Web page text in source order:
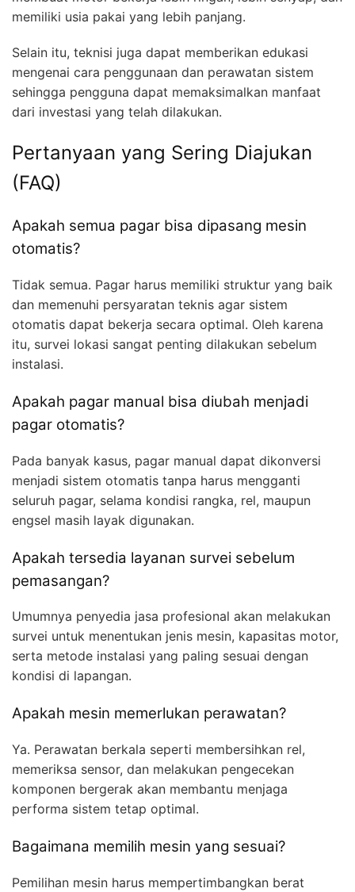
memiliki usia pakai yang lebih panjang.
Selain itu, teknisi juga dapat memberikan edukasi
mengenai cara penggunaan dan perawatan sistem
sehingga pengguna dapat memaksimalkan manfaat
dari investasi yang telah dilakukan.
Pertanyaan yang Sering Diajukan
(FAQ)
Apakah semua pagar bisa dipasang mesin
otomatis?
Tidak semua. Pagar harus memiliki struktur yang baik
dan memenuhi persyaratan teknis agar sistem
otomatis dapat bekerja secara optimal. Oleh karena
itu, survei lokasi sangat penting dilakukan sebelum
instalasi.
Apakah pagar manual bisa diubah menjadi
pagar otomatis?
Pada banyak kasus, pagar manual dapat dikonversi
menjadi sistem otomatis tanpa harus mengganti
seluruh pagar, selama kondisi rangka, rel, maupun
engsel masih layak digunakan.
Apakah tersedia layanan survei sebelum
pemasangan?
Umumnya penyedia jasa profesional akan melakukan
survei untuk menentukan jenis mesin, kapasitas motor,
serta metode instalasi yang paling sesuai dengan
kondisi di lapangan.
Apakah mesin memerlukan perawatan?
Ya. Perawatan berkala seperti membersihkan rel,
memeriksa sensor, dan melakukan pengecekan
komponen bergerak akan membantu menjaga
performa sistem tetap optimal.
Bagaimana memilih mesin yang sesuai?
Pemilihan mesin harus mempertimbangkan berat